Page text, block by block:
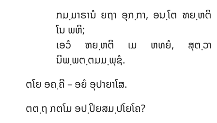
ກມ຺ມາຣານໍ ຍຖາ ອຸກ຺ກາ, ອນ຺ໂຕ ຑຍ຺ຫຕິ
ໂນ ພຫິ;
ເອວໍ ຑຍ຺ຫຕິ ເມ ຫທຍໍ, ສຸຕ຺ວາ
ນິພ຺ພຕ຺ຕມມ຺ພຸຊໍ.
ຕໂຍ ອຄ຺ຄີ – ອຍໍ ອຸປາຍາໂສ.
ຕຕ຺ຖ ກຕໂມ ອປ຺ປິຍສມ຺ປໂຍໂຄ?